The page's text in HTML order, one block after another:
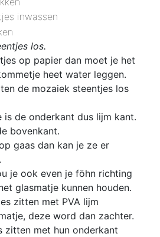
los.
op papier dan moet je het
heet water leggen.
de mozaiek steentjes los
is de onderkant dus lijm kant.
bovenkant.
gaas dan kan je ze er
je ook even je föhn richting
glasmatje kunnen houden.
zitten met PVA lijm
deze word dan zachter.
zitten met hun onderkant